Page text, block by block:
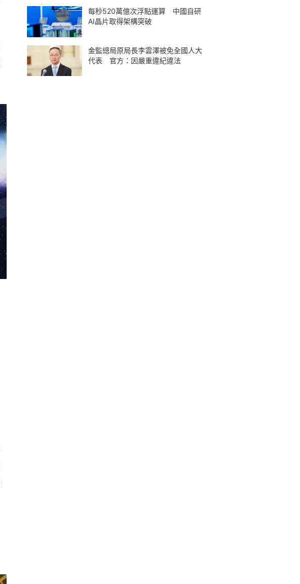
每秒520萬億次浮點運算 中國自研
AI晶片取得架構突破
金監總局原局長李雲澤被免全國人大
代表 官方：因嚴重違紀違法